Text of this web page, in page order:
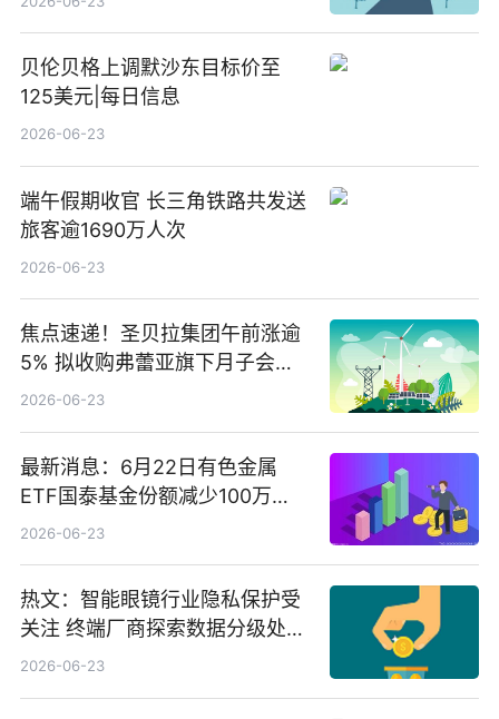
贝伦贝格上调默沙东目标价至
125美元|每日信息
2026-06-23
端午假期收官 长三角铁路共发送
旅客逾1690万人次
2026-06-23
焦点速递！圣贝拉集团午前涨逾
5% 拟收购弗蕾亚旗下月子会所
业务少数股权
2026-06-23
最新消息：6月22日有色金属
ETF国泰基金份额减少100万
份，重仓股紫金矿业、洛阳钼
2026-06-23
热文：智能眼镜行业隐私保护受
关注 终端厂商探索数据分级处理
等方案
2026-06-23